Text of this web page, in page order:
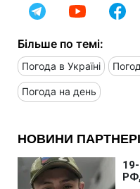
Більше по темі:
Погода в Україні
Погода на день